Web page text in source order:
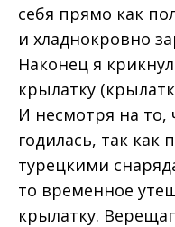
себя прямо как
и хладнокровно
Наконец я
крылатку
И несмотря на то,
годилась, так
турецкими
то временное
крылатку.